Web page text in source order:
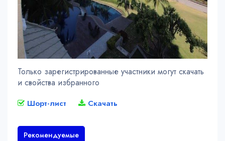
Только зарегистрированные участники могут скачать
и свойства избранного
Шорт-лист Скачать
Рекомендуемые